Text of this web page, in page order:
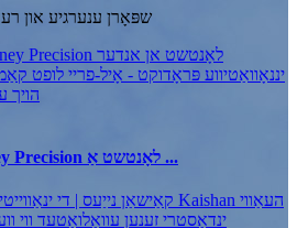
שפּאָרן ענערגיע און
קאַישאַן נייַעס | Ganey Precision לאָנטשט אַ ...